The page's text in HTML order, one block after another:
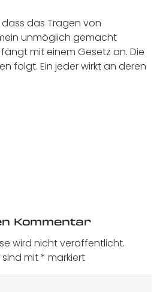
das Tragen von
unmöglich gemacht
mit einem Gesetz an. Die
folgt. Ein jeder wirkt an deren
Kommentar
wird nicht veröffentlicht.
sind mit* markiert